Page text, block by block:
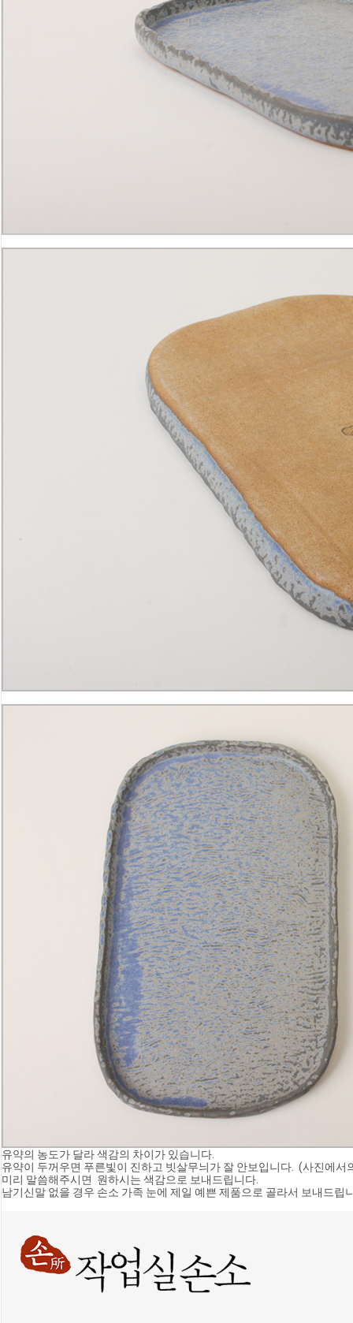
유약의 농도가 달라 색감의 차이가 있습니다.
유약이 두꺼우면 푸른빛이 진하고 빗살무늬가 잘 안보입니다.  (사진에서
미리 말씀해주시면  원하시는 색감으로 보내드립니다.
남기신말 없을 경우 손소 가족 눈에 제일 예쁜 제품으로 골라서 보내드립